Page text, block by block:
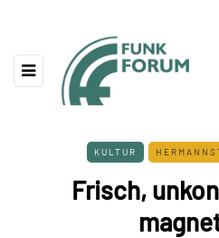
KULTUR
Frisch,